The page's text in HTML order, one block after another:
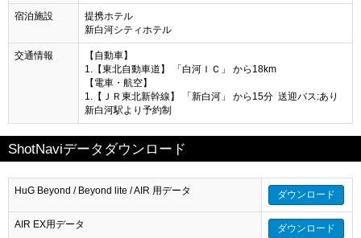
宿泊施設
提携ホテル
新白河シティホテル
交通情報
【自動車】
1.【東北自動車道】 「白河ＩＣ」 から18km
【電車・航空】
1.【ＪＲ東北新幹線】 「新白河」 から15分 送迎バス:あり
新白河駅より予約制
ShotNaviデータダウンロード
HuG Beyond / Beyond lite / AIR 用データ ダウンロード
AIR EX用データ ダウンロード